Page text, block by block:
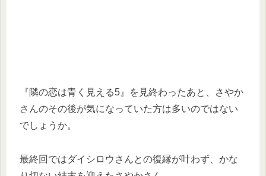
『隣の恋は青く見える5』を見終わったあと、さやか
さんのその後が気になっていた方は多いのではない
でしょうか。
最終回ではダイシロウさんとの復縁が叶わず、かな